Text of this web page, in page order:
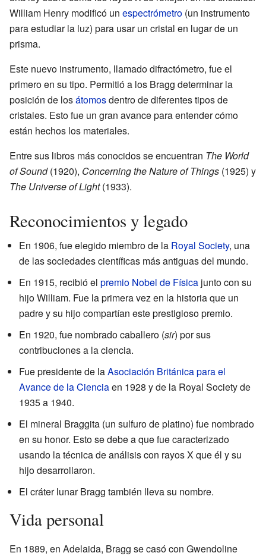
William Henry modificó un espectrómetro (un instrumento
para estudiar la luz) para usar un cristal en lugar de un
prisma.
Este nuevo instrumento, llamado difractómetro, fue el
primero en su tipo. Permitió a los Bragg determinar la
posición de losátomosdentro de diferentes tipos de
cristales. Esto fue un gran avance para entender cómo
están hechos los materiales.
Entre sus libros más conocidos se encuentran The World
of Sound(1920), Concerning the Nature of Things (1925) y
The Universe of Light(1933).
Reconocimientos y legado
En 1906, fue elegido miembro de la Royal Society, una
de las sociedades científicas más antiguas del mundo.
En 1915, recibió el premio Nobel de Física junto con su
hijo William. Fue la primera vez en la historia que un
padre y su hijo compartían este prestigioso premio.
En 1920, fue nombrado caballero (sir) por sus
contribuciones a la ciencia.
Fue presidente de laAsociación Británica para el
Avance de la Cienciaen 1928 y de la Royal Society de
1935 a 1940.
El mineral Braggita (un sulfuro de platino) fue nombrado
en su honor. Esto se debe a que fue caracterizado
usando la técnica de análisis con rayos X que él y su
hijo desarrollaron.
El cráter lunar Bragg también lleva su nombre.
Vida personal
En 1889, en Adelaida, Bragg se casó con Gwendoline